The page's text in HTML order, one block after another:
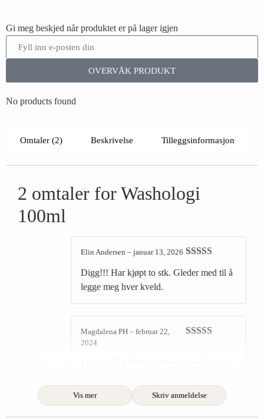
Gi meg beskjed når produktet er på lager igjen
OVERVÅK PRODUKT
No products found
Omtaler (2) Beskrivelse Tilleggsinformasjon
2 omtaler forWashologi
100ml
5
Elin Andersen – januar 13, 2026
Digg!!! Har kjøpt to stk. Gleder med til å
legge meg hver kveld.
Magdalena PH – februar 22,
2024
Vis mer Skriv anmeldelse